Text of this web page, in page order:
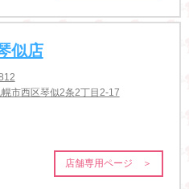
似店
市西区琴似2条2丁目2-17
店舗専用ページ ＞